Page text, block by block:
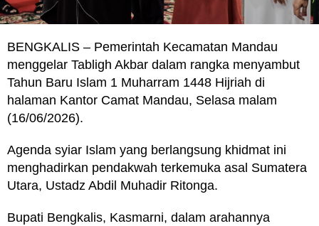
BENGKALIS – Pemerintah Kecamatan Mandau
menggelar Tabligh Akbar dalam rangka menyambut
Tahun Baru Islam 1 Muharram 1448 Hijriah di
halaman Kantor Camat Mandau, Selasa malam
(16/06/2026).
Agenda syiar Islam yang berlangsung khidmat ini
menghadirkan pendakwah terkemuka asal Sumatera
Utara, Ustadz Abdil Muhadir Ritonga.
Bupati Bengkalis, Kasmarni, dalam arahannya